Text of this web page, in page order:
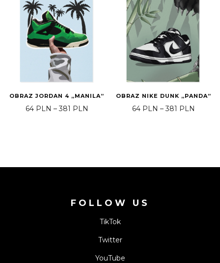
OBRAZ JORDAN 4 „MANILA”
64 PLN – 381 PLN Price range: 64 PLN through 381 PLN
OBRAZ NIKE DUNK „PANDA”
64 PLN – 381 PLN
FOLLOW US
TikTok
Twitter
YouTube